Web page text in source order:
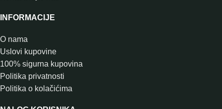
INFORMACIJE
O nama
Uslovi kupovine
100% sigurna kupovina
Politika privatnosti
Politika o kolačićima